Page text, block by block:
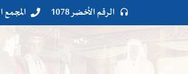

 الرقم الأخضر 1078 
 المجمع